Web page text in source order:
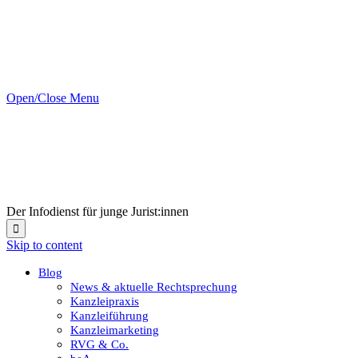
Open/Close Menu
Der Infodienst für junge Jurist:innen

Skip to content
Blog
News & aktuelle Rechtsprechung
Kanzleipraxis
Kanzleiführung
Kanzleimarketing
RVG & Co.